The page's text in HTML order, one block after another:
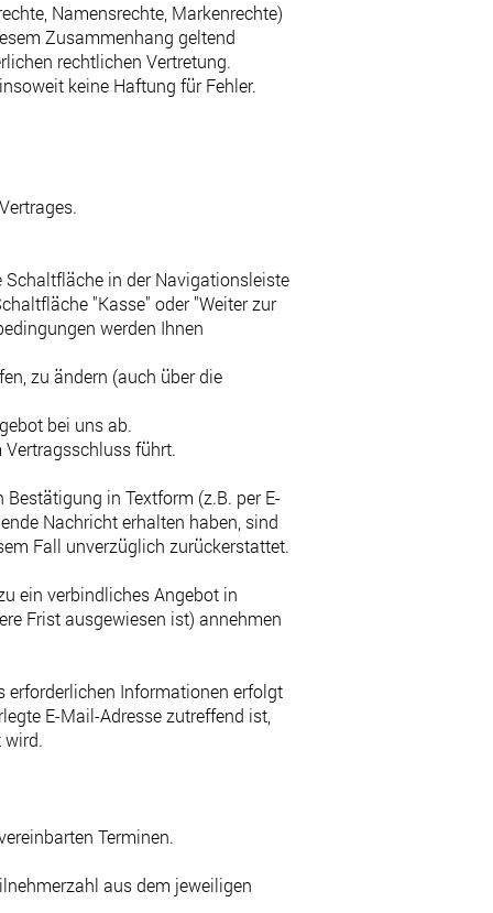
Namensrechte, Markenrechte)
Zusammenhang geltend
rechtlichen Vertretung.
keine Haftung für Fehler.
Schaltfläche in der Navigationsleiste
"Kasse" oder "Weiter zur
werden Ihnen
zu ändern (auch über die
bei uns ab.
führt.
in Textform (z.B. per E-
Nachricht erhalten haben, sind
Fall unverzüglich zurückerstattet.
ein verbindliches Angebot in
Frist ausgewiesen ist) annehmen
Informationen erfolgt
E-Mail-Adresse zutreffend ist,
wird.
Terminen.
aus dem jeweiligen